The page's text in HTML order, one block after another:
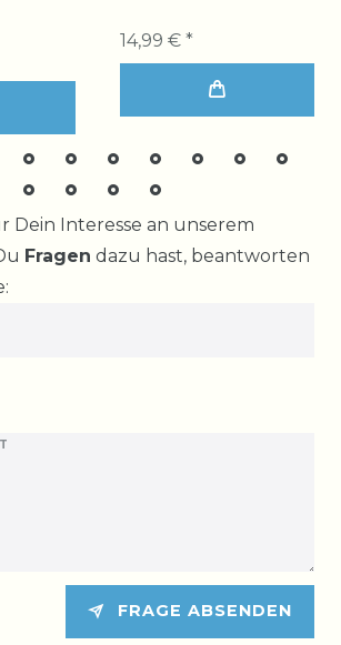
14,99 € *
Dein Interesse an unserem
Fragen dazu hast, beantworten
FRAGE ABSENDEN